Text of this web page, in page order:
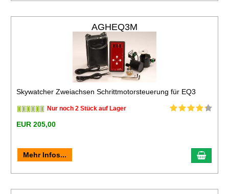
AGHEQ3M
Skywatcher Zweiachsen Schrittmotorsteuerung für EQ3
Nur noch 2 Stück auf Lager
EUR 205,00
Mehr Infos...